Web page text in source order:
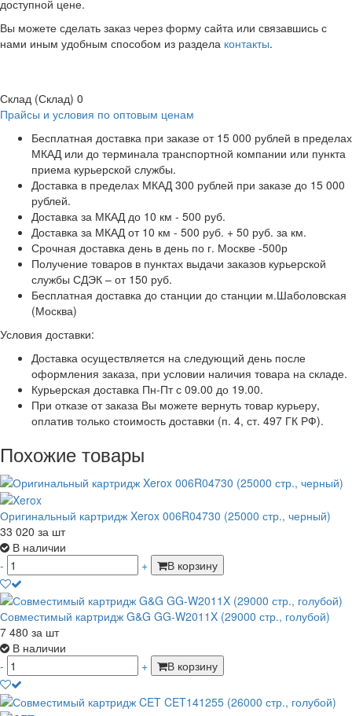
доступной цене.
Вы можете сделать заказ через форму сайта или связавшись с
нами иным удобным способом из раздела контакты.
Склад (Склад) 0
Прайсы и условия по оптовым ценам
Бесплатная доставка при заказе от 15 000 рублей в пределах
МКАД или до терминала транспортной компании или пункта
приема курьерской службы.
Доставка в пределах МКАД 300 рублей при заказе до 15 000
рублей.
Доставка за МКАД до 10 км - 500 руб.
Доставка за МКАД от 10 км - 500 руб. + 50 руб. за км.
Срочная доставка день в день по г. Москве -500р
Получение товаров в пунктах выдачи заказов курьерской
службы СДЭК – от 150 руб.
Бесплатная доставка до станции до станции м.Шаболовская
(Москва)
Условия доставки:
Доставка осуществляется на следующий день после
оформления заказа, при условии наличия товара на складе.
Курьерская доставка Пн-Пт с 09.00 до 19.00.
При отказе от заказа Вы можете вернуть товар курьеру,
оплатив только стоимость доставки (п. 4, ст. 497 ГК РФ).
Похожие товары
Оригинальный картридж Xerox 006R04730 (25000 стр., черный)
33 020 за шт
В наличии
-
+ В корзину
Совместимый картридж G&G GG-W2011X (29000 стр., голубой)
7 480 за шт
В наличии
-
+ В корзину